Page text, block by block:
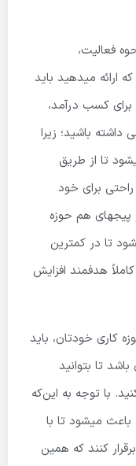
فعالیت،
ارائه میدهید باید
کسب درآمد،
باشید؛ زیرا
تا از طریق
راحتی برای خود
پیج­های هم حوزه
تا در کمترین
هدفمند افزایش
کاری خودتان، باید
تا بتوانید
با توجه به این‌که
باعث میشود تا با
کنند که همین